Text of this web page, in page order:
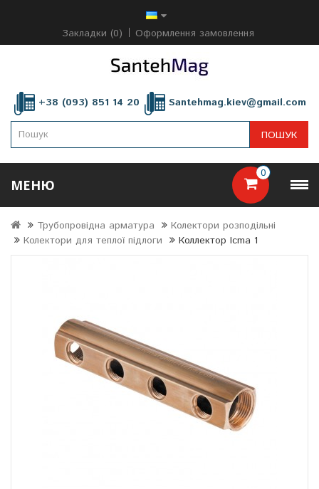
Закладки (0) Оформлення замовлення
+38 (093) 851 14 20 Santehmag.kiev@gmail.com
0
ПОШУК
МЕНЮ
Трубопровідна арматура
Колектори розподільні
Колектори для теплої підлоги
Коллектор Icma 1